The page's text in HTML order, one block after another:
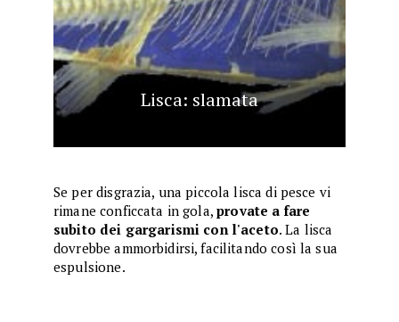
Lisca: slamata
Se per disgrazia, una piccola lisca di pesce vi
rimane conficcata in gola,provate a fare
subito dei gargarismi con l'aceto. La lisca
dovrebbe ammorbidirsi, facilitando così la sua
espulsione.